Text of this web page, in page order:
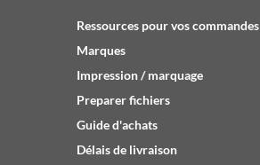
Ressources pour vos commandes
Marques
Impression / marquage
Preparer fichiers
Guide d'achats
Délais de livraison